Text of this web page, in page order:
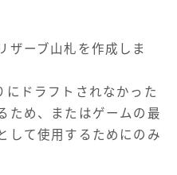
ザーブ山札を作成しま
ドラフトされなかった
ため、またはゲームの最
して使用するためにのみ